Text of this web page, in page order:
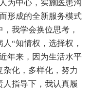
为中心，实施医患沟
形成的全新服务模式
我学会换位思考，
“知情权，选择权，
年来，因为生活水平
化，多样化，努力
指导下，我认真履